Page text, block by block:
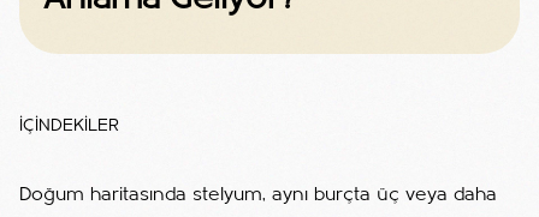
İÇİNDEKİLER
Doğum haritasında stelyum, aynı burçta üç veya daha